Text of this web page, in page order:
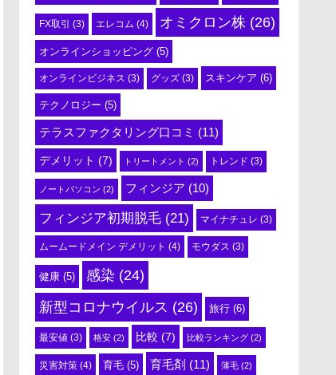
FX取引 (3) エレコム (4) オミクロン株 (26)
オンラインショッピング (5)
オンラインビジネス (3) グッズ (3) スキンケア (6)
テクノロジー (5)
テラスファクタリング口コミ (11)
デメリット (7) トリートメント (2) トレンド (3)
ノートパソコン (2) フィンジア (10)
フィンジア初期脱毛 (21) マイナチュレ (3)
ムームードメイン デメリット (4) モウダス (3)
健康 (5) 感染 (24)
新型コロナウイルス (26) 旅行 (6)
最安値 (3) 格安 (2) 比較 (7) 比較ランキング (2)
災害対策 (4) 育毛 (5) 育毛剤 (11) 薄毛 (2)